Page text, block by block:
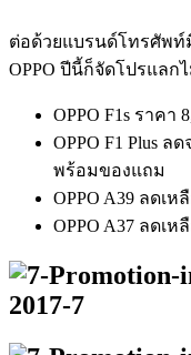
ต่อด้วยแบรนด์โทรศัพท์
OPPO ปีนี้ก็จัดโปรแลก
OPPO F1s ราคา
OPPO F1 Plus ล
พร้อมของแถม
OPPO A39 ลดเ
OPPO A37 ลดเ